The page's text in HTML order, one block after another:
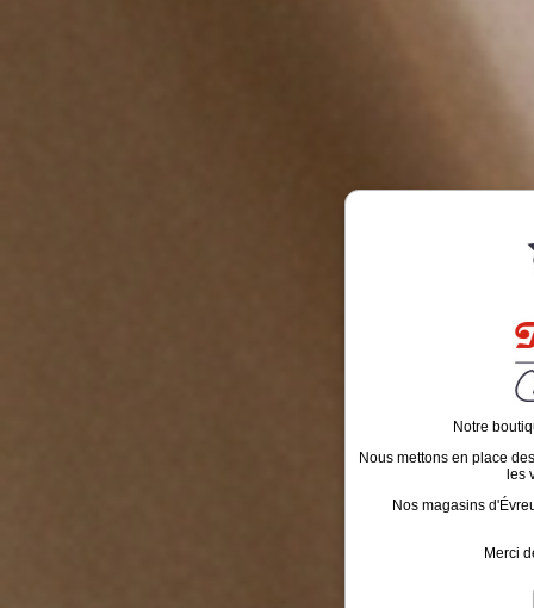
Notre
Nous mettons en place
les
Nos magasins
Merci